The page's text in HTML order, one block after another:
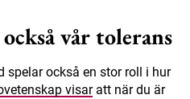
vår tolerans
också en stor roll i hur
visaratt när du är